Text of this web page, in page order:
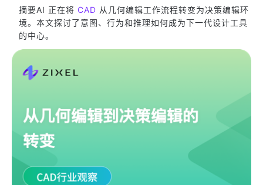
摘要AI 正在将 CAD 从几何编辑工作流程转变为决策编辑环
境。本文探讨了意图、行为和推理如何成为下一代设计工具
的中心。